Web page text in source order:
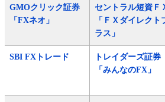
GMOクリック証券
「FXネオ」
セントラル短資Ｆ
「ＦＸダイレクト
ラス」
SBI FXトレード
トレイダーズ証券
「みんなのFX」